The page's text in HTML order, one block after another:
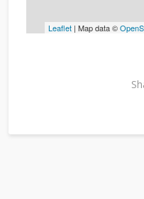
Leaflet | Map data ©